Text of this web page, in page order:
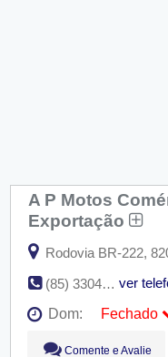
A P Motos
Exportação
Rodovia BR-222,
(85) 3304-4777
ver
Dom:
Fechado
Seg:
Comente e Avalie